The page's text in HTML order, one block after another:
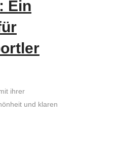
Ein
ihrer
und klaren